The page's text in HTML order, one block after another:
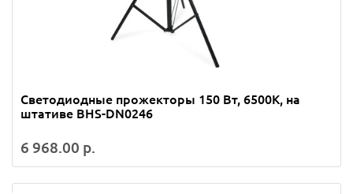
Светодиодные прожекторы 150 Вт, 6500K, на
штативе BHS-DN0246
6 968.00 р.